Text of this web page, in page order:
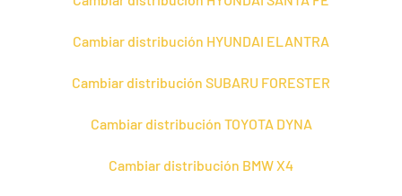
Cambiar distribución HYUNDAI ELANTRA
Cambiar distribución SUBARU FORESTER
Cambiar distribución TOYOTA DYNA
Cambiar distribución BMW X4